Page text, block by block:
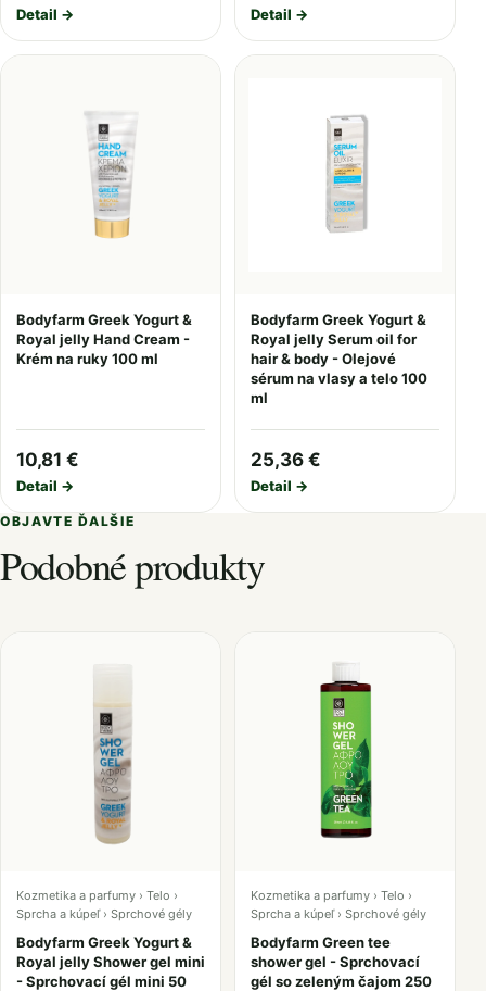
Detail → Detail →
Bodyfarm Greek Yogurt &
Royal jelly Hand Cream -
Krém na ruky 100 ml
10,81 €
Detail →
Bodyfarm Greek Yogurt &
Royal jelly Serum oil for
hair & body - Olejové
sérum na vlasy a telo 100
ml
25,36 €
Detail →
OBJAVTE ĎALŠIE
Podobné produkty
Kozmetika a parfumy › Telo ›
Sprcha a kúpeľ › Sprchové gély
Bodyfarm Greek Yogurt &
Royal jelly Shower gel mini
- Sprchovací gél mini 50
Kozmetika a parfumy › Telo ›
Sprcha a kúpeľ › Sprchové gély
Bodyfarm Green tee
shower gel - Sprchovací
gél so zeleným čajom 250